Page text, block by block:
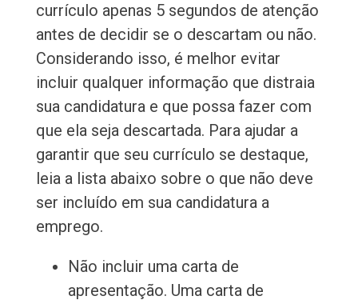
currículo apenas 5 segundos de atenção
antes de decidir se o descartam ou não.
Considerando isso, é melhor evitar
incluir qualquer informação que distraia
sua candidatura e que possa fazer com
que ela seja descartada. Para ajudar a
garantir que seu currículo se destaque,
leia a lista abaixo sobre o que não deve
ser incluído em sua candidatura a
emprego.
Não incluir uma carta de
apresentação. Uma carta de